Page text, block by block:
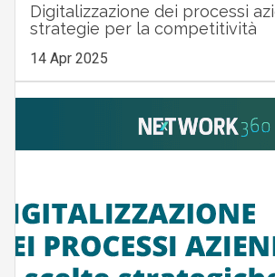
Digitalizzazione dei processi
strategie per la competitività
14 Apr 2025